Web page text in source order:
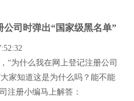
司时弹出“国家级黑名单”
为什么我在网上登记注册公司
家知道这是为什么吗？能不能
注册小编马上解答：